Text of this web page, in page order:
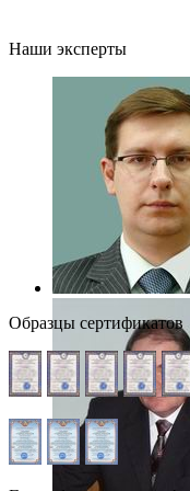
Наши эксперты
Образцы сертификатов